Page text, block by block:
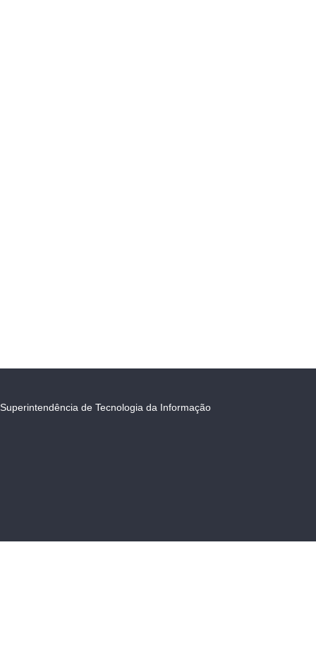
Superintendência de Tecnologia da Informação